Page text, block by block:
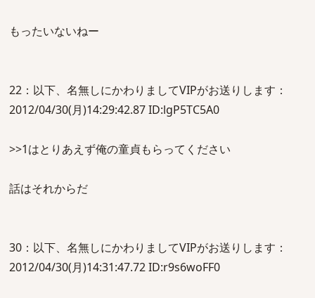
もったいないねー
22：以下、名無しにかわりましてVIPがお送りします：
2012/04/30(月)14:29:42.87 ID:lgP5TC5A0
>>1はとりあえず俺の童貞もらってください
話はそれからだ
30：以下、名無しにかわりましてVIPがお送りします：
2012/04/30(月)14:31:47.72 ID:r9s6woFF0